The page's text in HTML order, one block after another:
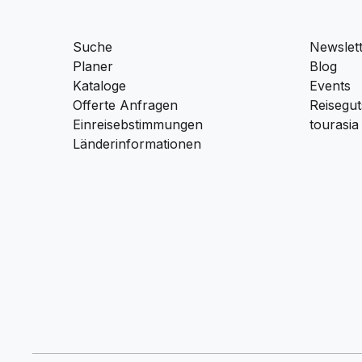
Suche
Planer
Kataloge
Offerte Anfragen
Einreisebstimmungen
Länderinformationen
Blog
Events